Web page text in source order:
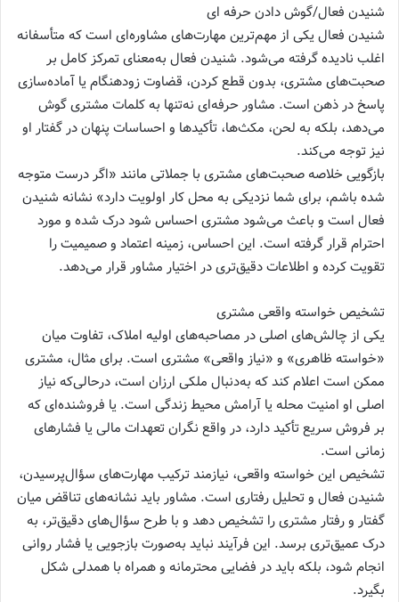
شنیدن فعال/گوش دادن حرفه ای
شنیدن فعال یکی از مهم‌ترین مهارت‌های مشاوره‌ای است که متأسفانه
اغلب نادیده گرفته می‌شود. شنیدن فعال به‌معنای تمرکز کامل بر
صحبت‌های مشتری، بدون قطع کردن، قضاوت زودهنگام یا آماده‌سازی
پاسخ در ذهن است. مشاور حرفه‌ای نه‌تنها به کلمات مشتری گوش
می‌دهد، بلکه به لحن، مکث‌ها، تأکیدها و احساسات پنهان در گفتار او
نیز توجه می‌کند.
بازگویی خلاصه صحبت‌های مشتری با جملاتی مانند «اگر درست متوجه
شده باشم، برای شما نزدیکی به محل کار اولویت دارد» نشانه شنیدن
فعال است و باعث می‌شود مشتری احساس شود درک شده و مورد
احترام قرار گرفته است. این احساس، زمینه اعتماد و صمیمیت را
تقویت کرده و اطلاعات دقیق‌تری در اختیار مشاور قرار می‌دهد.
تشخیص خواسته واقعی مشتری
یکی از چالش‌های اصلی در مصاحبه‌های اولیه املاک، تفاوت میان
«خواسته ظاهری» و «نیاز واقعی» مشتری است. برای مثال، مشتری
ممکن است اعلام کند که به‌دنبال ملکی ارزان است، درحالی‌که نیاز
اصلی او امنیت محله یا آرامش محیط زندگی است. یا فروشنده‌ای که
بر فروش سریع تأکید دارد، در واقع نگران تعهدات مالی یا فشارهای
زمانی است.
تشخیص این خواسته واقعی، نیازمند ترکیب مهارت‌های سؤال‌پرسیدن،
شنیدن فعال و تحلیل رفتاری است. مشاور باید نشانه‌های تناقض میان
گفتار و رفتار مشتری را تشخیص دهد و با طرح سؤال‌های دقیق‌تر، به
درک عمیق‌تری برسد. این فرآیند نباید به‌صورت بازجویی یا فشار روانی
انجام شود، بلکه باید در فضایی محترمانه و همراه با همدلی شکل
بگیرد.